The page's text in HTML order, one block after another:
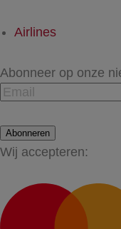
Airlines
Abonneer op onze
Abonneren
Wij accepteren: